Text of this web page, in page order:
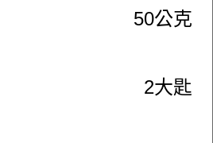
50公克
2大匙